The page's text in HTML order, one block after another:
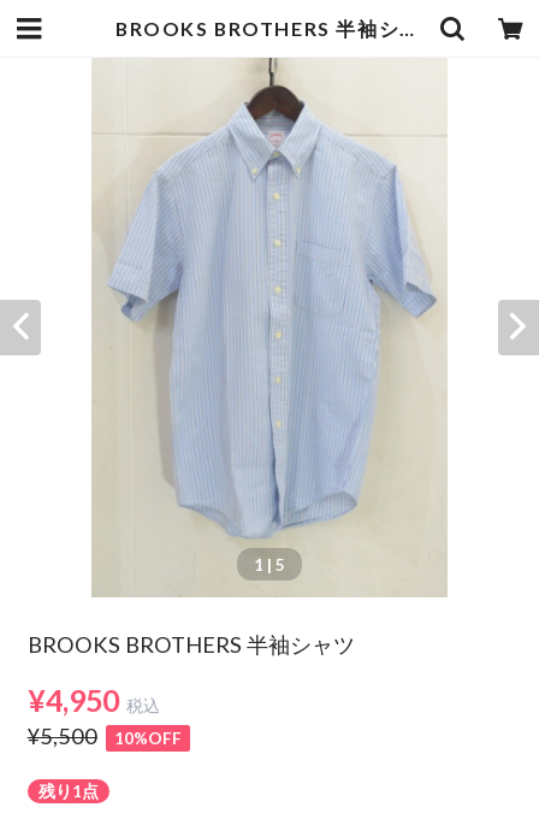
BROOKS BROTHERS 半袖シャツ | goodbadstore
1 | 5
BROOKS BROTHERS 半袖シャツ
¥4,950 税込
¥5,500 10%OFF
残り1点